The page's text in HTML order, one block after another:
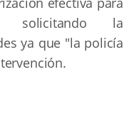
solicitando la
ya que "la policía